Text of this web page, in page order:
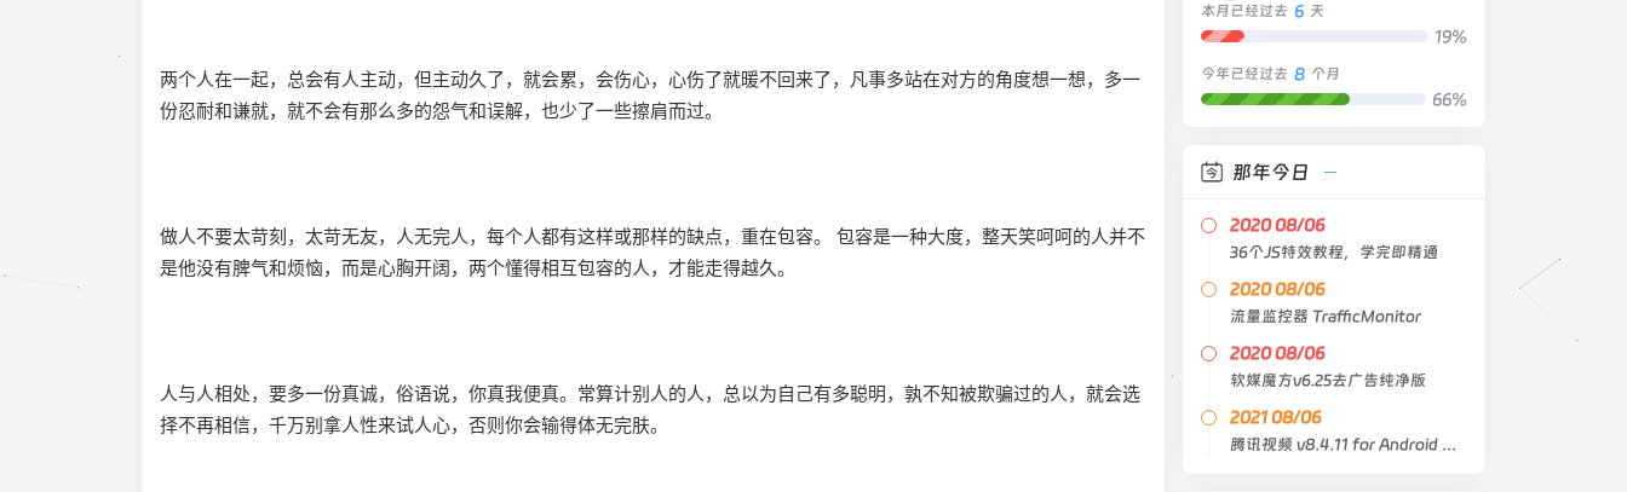
两个人在一起，总会有人主动，但主动久了，就会累，会伤心，心伤了就暖不回来了，凡事多站在对方的角度想一想，多一
份忍耐和谦就，就不会有那么多的怨气和误解，也少了一些擦肩而过。
做人不要太苛刻，太苛无友，人无完人，每个人都有这样或那样的缺点，重在包容。 包容是一种大度，整天笑呵呵的人并不
是他没有脾气和烦恼，而是心胸开阔，两个懂得相互包容的人，才能走得越久。
人与人相处，要多一份真诚，俗语说，你真我便真。常算计别人的人，总以为自己有多聪明，孰不知被欺骗过的人，就会选
择不再相信，千万别拿人性来试人心，否则你会输得体无完肤。
本月已经过去 6 天
19%
今年已经过去 8 个月
66%
那年今日
2020 08/06
36个JS特效教程，学完即精通
2020 08/06
流量监控器 TrafficMonitor
2020 08/06
软媒魔方v6.25去广告纯净版
2021 08/06
腾讯视频 v8.4.11 for Android 去广告版